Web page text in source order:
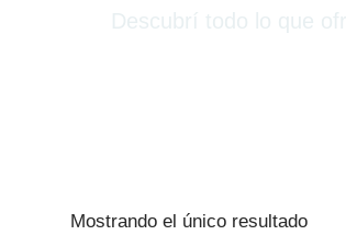
Mostrando el único resultado